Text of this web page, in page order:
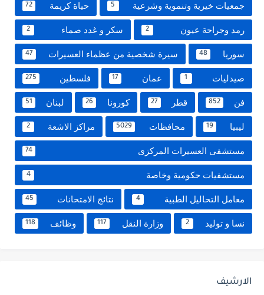
جمعيات خيرية وتنموية وشرعية 5 حياة كريمة 72
رمد وجراحة عيون 2 سكر و غدد صماء 2
سوريا 48 سيرة شخصية من عظماء العسيرات 47
صيدليات 1 عمان 17 فلسطين 275
فن 852 قطر 27 كورونا 26 لبنان 51
ليبيا 19 محافظات 5029 مراكز الاشعة 2
مستشفى العسيرات المركزى 74
مستشفيات حكومية وخاصة 4
معامل التحاليل الطبية 4 نتائج الامتحانات 45
نسا و توليد 2 وزارة النقل 117 وظائف 118
الارشيف